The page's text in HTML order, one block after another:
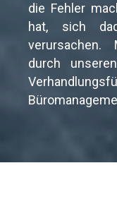
die Fehler
hat, sich
verursachen.
durch